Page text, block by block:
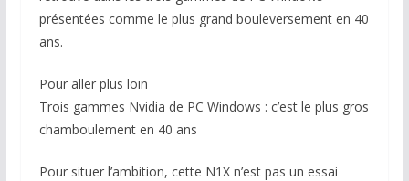
présentées comme le plus grand bouleversement en 40
ans.
Pour aller plus loin
Trois gammes Nvidia de PC Windows : c’est le plus gros
chamboulement en 40 ans
Pour situer l’ambition, cette N1X n’est pas un essai